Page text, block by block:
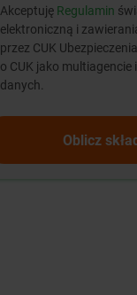
Akceptuję Regulamin
elektroniczną i
przez CUK
o CUK jako
danych.
Oblicz